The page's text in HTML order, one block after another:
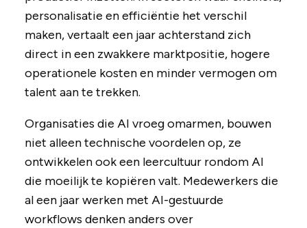
personalisatie en efficiëntie het verschil
maken, vertaalt een jaar achterstand zich
direct in een zwakkere marktpositie, hogere
operationele kosten en minder vermogen om
talent aan te trekken.
Organisaties die AI vroeg omarmen, bouwen
niet alleen technische voordelen op, ze
ontwikkelen ook een leercultuur rondom AI
die moeilijk te kopiëren valt. Medewerkers die
al een jaar werken met AI-gestuurde
workflows denken anders over